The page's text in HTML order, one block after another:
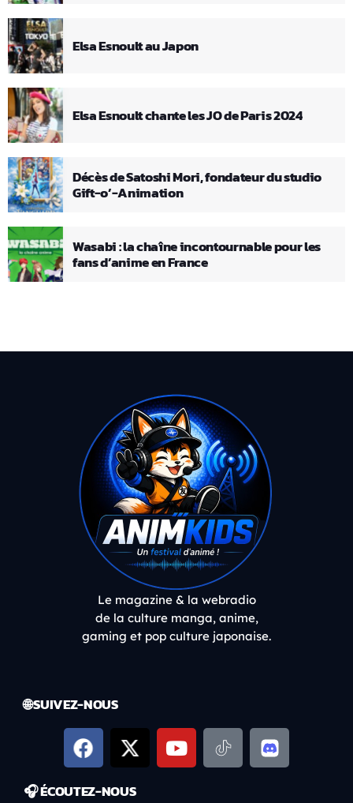
Elsa Esnoult au Japon
Elsa Esnoult chante les JO de Paris 2024
Décès de Satoshi Mori, fondateur du studio
Gift-o’-Animation
Wasabi : la chaîne incontournable pour les
fans d’anime en France
Le magazine & la webradio
de la culture manga, anime,
gaming et pop culture japonaise.
🌐 SUIVEZ-NOUS
🎧 ÉCOUTEZ-NOUS